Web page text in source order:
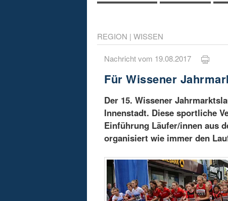
REGION | WISSEN
Nachricht vom 19.08.2017
Für Wissener
Der 15. Wissener
Innenstadt. Diese sportliche
Einführung Läufer/innen aus
organisiert wie immer den